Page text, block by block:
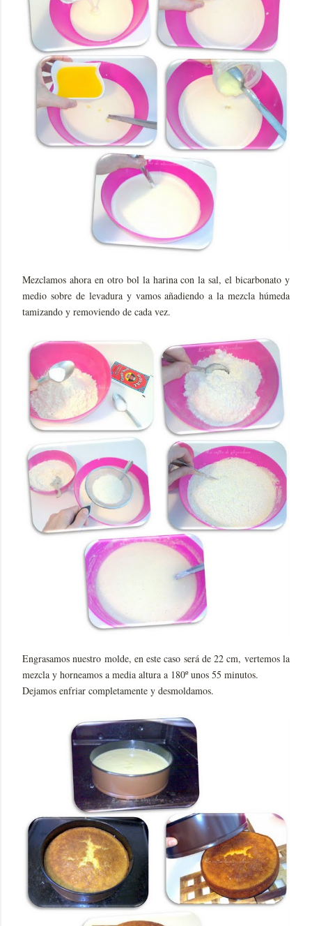
Mezclamos ahora en otro bol la harina con la sal, el bicarbonato y
medio sobre de levadura y vamos añadiendo a la mezcla húmeda
tamizando y removiendo de cada vez.
Engrasamos nuestro molde, en este caso será de 22 cm, vertemos la
mezcla y horneamos a media altura a 180º unos 55 minutos.
Dejamos enfriar completamente y desmoldamos.